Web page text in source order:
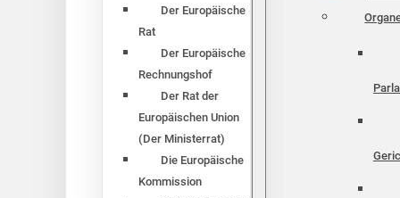
Der Europäische
Rat
Der Europäische
Rechnungshof
Der Rat der
Europäischen Union
(Der Ministerrat)
Die Europäische
Kommission